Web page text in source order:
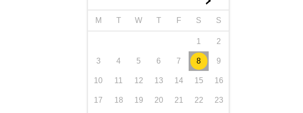
M T W T F S S
1 2
3 4 5 6 7 8 9
10 11 12 13 14 15 16
17 18 19 20 21 22 23